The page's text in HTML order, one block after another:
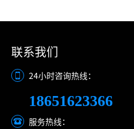
联系我们
24小时咨询热线：
18651623366
服务热线：